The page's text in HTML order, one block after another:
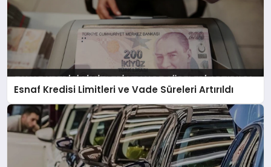
Esnaf Kredisi Limitleri ve Vade Süreleri Artırıldı